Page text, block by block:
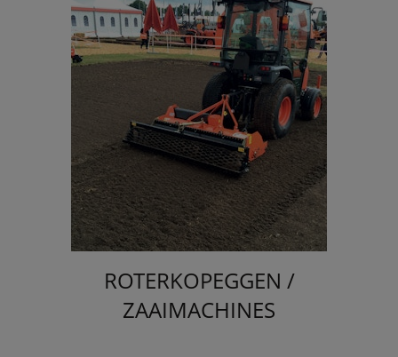
ROTERKOPEGGEN /
ZAAIMACHINES